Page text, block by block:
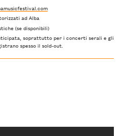
ad Alba
(se disponibili)
soprattutto per i concerti serali e gli
spesso il sold-out.